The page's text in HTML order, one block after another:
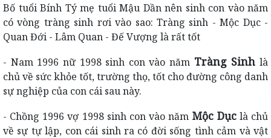
Bố tuổi Bính Tý mẹ tuổi Mậu Dần nên sinh con vào năm
có vòng tràng sinh rơi vào sao: Tràng sinh - Mộc Dục -
Quan Đới - Lâm Quan - Đế Vượng là rất tốt
- Nam 1996 nữ 1998 sinh con vào năm Tràng Sinh là
chủ về sức khỏe tốt, trường thọ, tốt cho đường công danh
sự nghiệp của con cái sau này.
- Chồng 1996 vợ 1998 sinh con vào năm Mộc Dụclà chủ
về sự tự lập, con cái sinh ra có đời sống tình cảm và vật